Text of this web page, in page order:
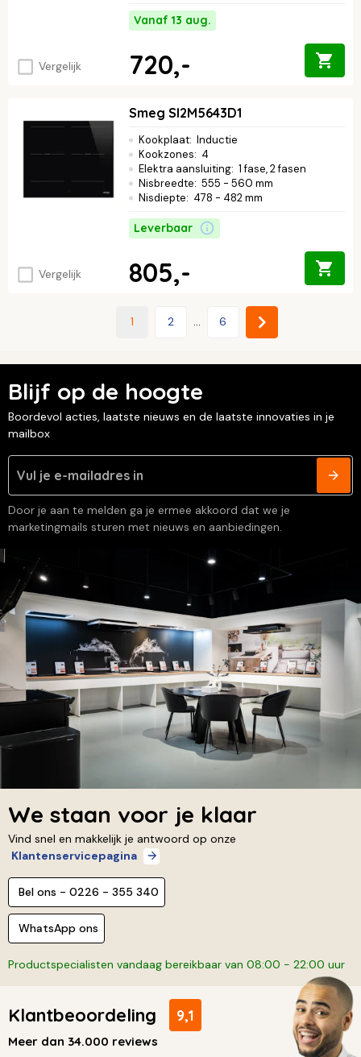
Vergelijk
Vanaf 13 aug.
720,-
Vergelijk
Smeg SI2M5643D1
Kookplaat: Inductie
Kookzones: 4
Elektra aansluiting: 1 fase, 2 fasen
Nisbreedte: 555 - 560 mm
Nisdiepte: 478 - 482 mm
Leverbaar
805,-
1 2 ... 6
Blijf op de hoogte
Boordevol acties, laatste nieuws en de laatste innovaties in je
mailbox
Door je aan te melden ga je ermee akkoord dat we je
marketingmails sturen met nieuws en aanbiedingen.
We staan voor je klaar
Vind snel en makkelijk je antwoord op onze
Klantenservicepagina
Bel ons - 0226 - 355 340
WhatsApp ons
Productspecialisten vandaag bereikbaar van 08:00 - 22:00 uur
Klantbeoordeling 9,1
Meer dan 34.000 reviews